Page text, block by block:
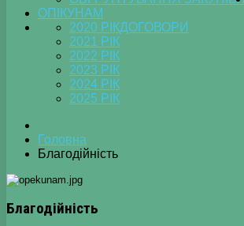
ОПІКУНАМ
ДОГОВОРИ
2020 РІК
2021 РІК
2022 РІК
2023 РІК
2024 РІК
2025 РІК
Головна
Благодійність
Благодійність